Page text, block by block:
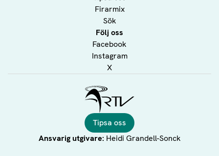
Firarmix
Sök
Följ oss
Facebook
Instagram
X
Tipsa oss
Ansvarig utgivare: Heidi Grandell-Sonck